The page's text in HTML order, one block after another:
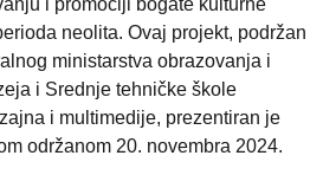
i promociji bogate kulturne
neolita. Ovaj projekt, podržan
ministarstva obrazovanja i
i Srednje tehničke škole
i multimedije, prezentiran je
održanom 20. novembra 2024.